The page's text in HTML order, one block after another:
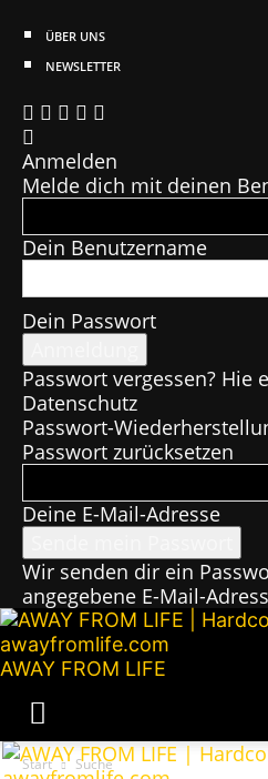
ÜBER UNS
NEWSLETTER
Anmelden
Melde dich mit deinen
Dein Benutzername
Dein Passwort
Passwort vergessen? Hie
Datenschutz
Passwort-
Passwort zurücksetzen
Deine E-Mail-Adresse
Wir senden dir ein
angegebene E-Mail-
AWAY FROM LIFE
Start Suche